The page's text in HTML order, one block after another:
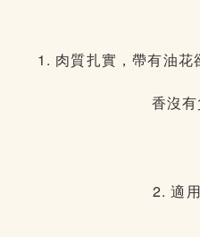
1. 肉質扎實，帶有油
香沒有
2. 適